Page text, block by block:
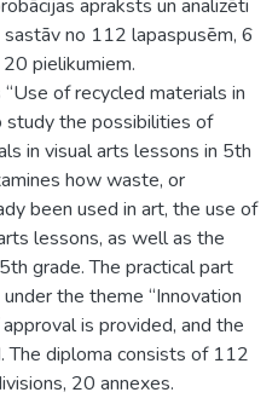
apraksts un analizēti
no 112 lapaspusēm, 6
pielikumiem.
of recycled materials in
study the possibilities of
in visual arts lessons in 5th
how waste, or
been used in art, the use of
lessons, as well as the
grade. The practical part
the theme “Innovation
is provided, and the
The diploma consists of 112
20 annexes.